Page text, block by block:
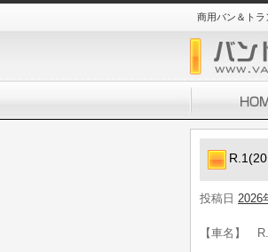
商用バン＆トラ
投稿日 2026
【車名】